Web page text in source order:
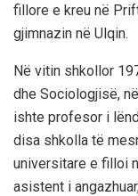
fillore e kreu në
gjimnazin në Ulqin.
Në vitin shkollor
dhe Sociologjisë,
ishte profesor i
disa shkolla të
universitare e filloi
asistent i